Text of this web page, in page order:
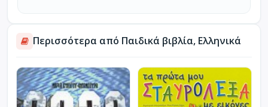
Περισσότερα από Παιδικά βιβλία, Ελληνικά